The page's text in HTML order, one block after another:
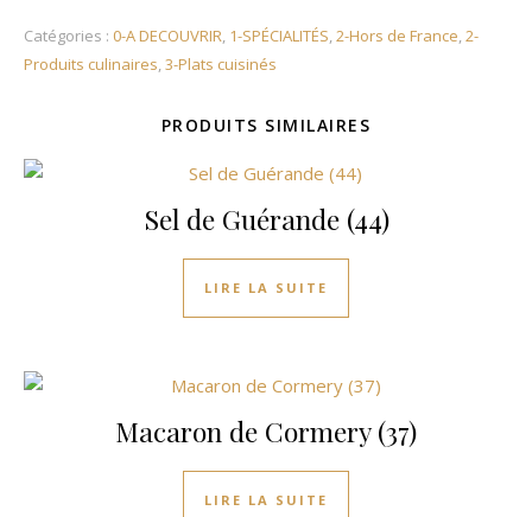
Catégories : 0-A DECOUVRIR, 1-SPÉCIALITÉS,2-Hors de France,2-
Produits culinaires,3-Plats cuisinés
PRODUITS SIMILAIRES
Sel de Guérande (44)
LIRE LA SUITE
Macaron de Cormery (37)
LIRE LA SUITE